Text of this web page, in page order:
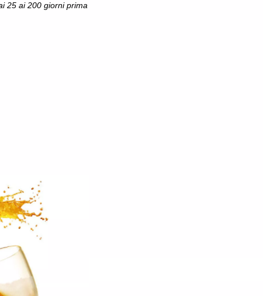
25 ai 200 giorni prima